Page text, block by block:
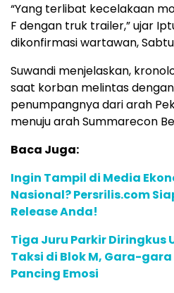
“Yang terlibat kecelakaan
F dengan truk trailer,” ujar
dikonfirmasi wartawan,
Suwandi menjelaskan,
saat korban melintas
penumpangnya dari arah
menuju arah Summarecon
Baca Juga:
Ingin Tampil di Media
Nasional? Persrilis.com
Release Anda!
Tiga Juru Parkir Diringkus
Taksi di Blok M, Gara-
Pancing Emosi